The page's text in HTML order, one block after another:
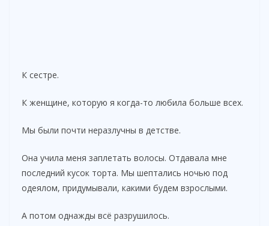
К сестре.
К женщине, которую я когда-то любила больше всех.
Мы были почти неразлучны в детстве.
Она учила меня заплетать волосы. Отдавала мне
последний кусок торта. Мы шептались ночью под
одеялом, придумывали, какими будем взрослыми.
А потом однажды всё разрушилось.